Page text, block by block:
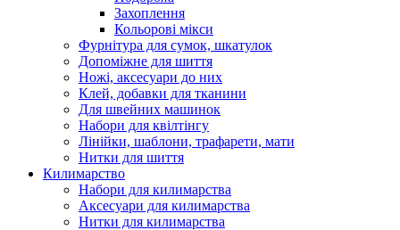
Захоплення
Кольорові мікси
Фурнітура для сумок, шкатулок
Допоміжне для шиття
Ножі, аксесуари до них
Клей, добавки для тканини
Для швейних машинок
Набори для квілтінгу
Лінійки, шаблони, трафарети, мати
Нитки для шиття
Килимарство
Набори для килимарства
Аксесуари для килимарства
Нитки для килимарства